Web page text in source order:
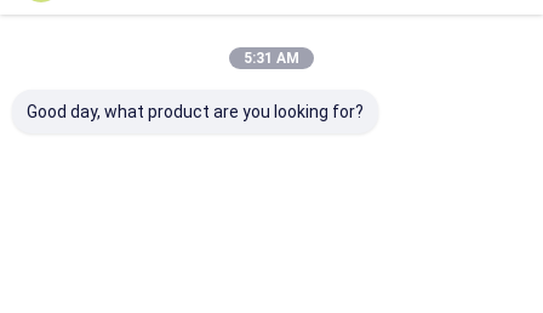
5:31 AM
Good day, what product are you looking for?